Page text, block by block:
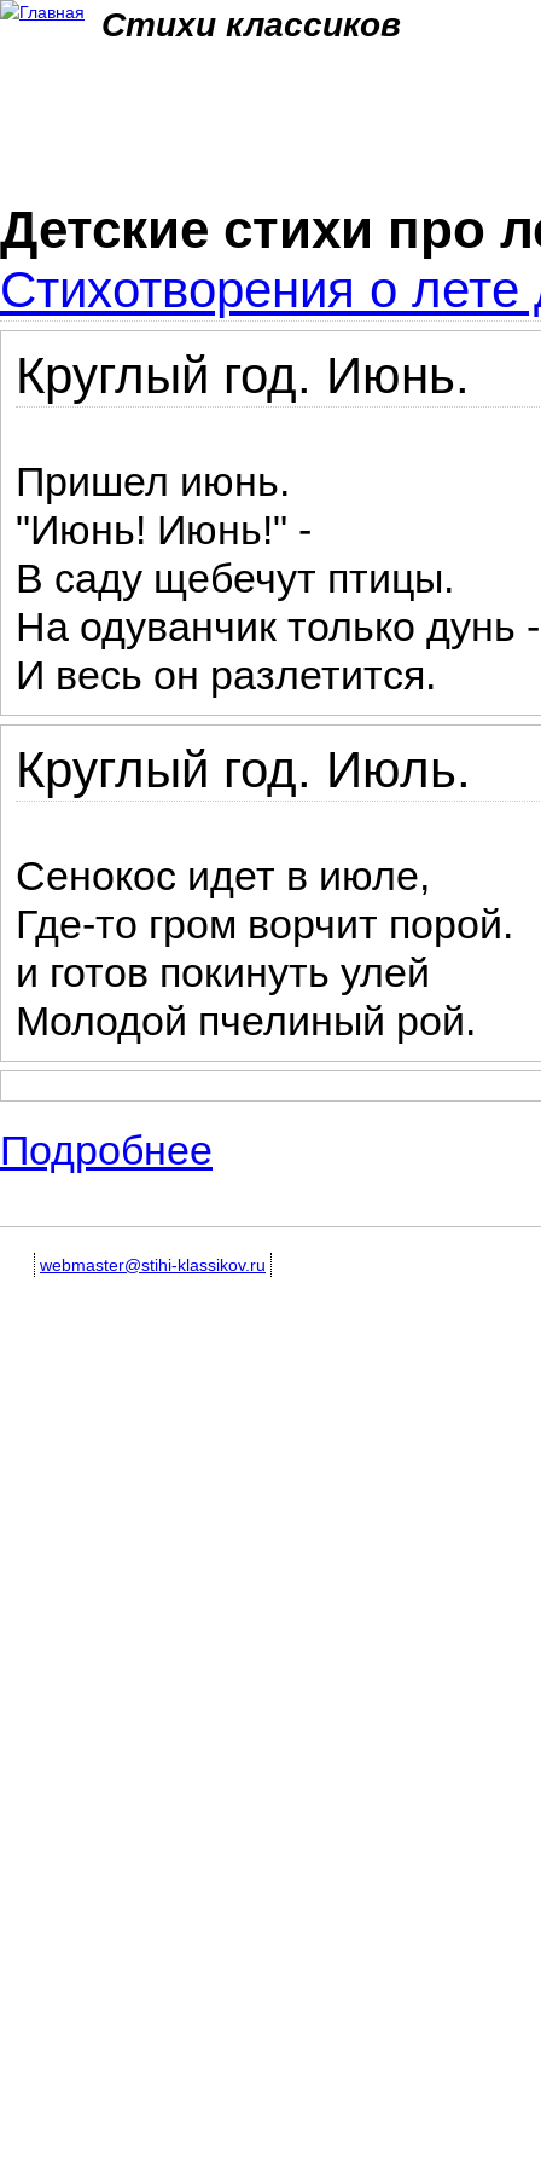
Стихи классиков
Детские стихи про
Стихотворения о
Круглый год. Июнь.
Пришел июнь.
"Июнь! Июнь!" -
В саду щебечут птицы.
На одуванчик только дунь -
И весь он разлетится.
Круглый год. Июль.
Сенокос идет в июле,
Где-то гром ворчит порой.
и готов покинуть улей
Молодой пчелиный рой.
Подробнее
webmaster@stihi-klassikov.ru